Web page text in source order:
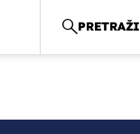
PRETRAŽI